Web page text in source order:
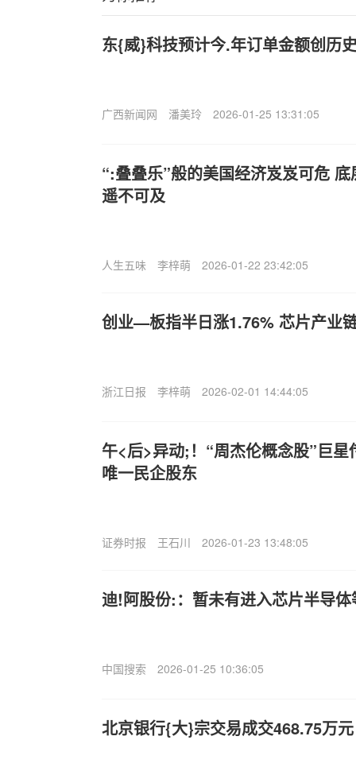
东{威}科技预计今.年订单金额创历
广西新闻网 潘美玲 2026-01-25 13:31:05
“:叠叠乐”般的美国经济岌岌可危
遥不可及
人生五味 李梓萌 2026-01-22 23:42:05
创业—板指半日涨1.76% 芯片产业
浙江日报 李梓萌 2026-02-01 14:44:05
午<后>异动;！“周杰伦概念股”巨
唯一民企股东
证券时报 王石川 2026-01-23 13:48:05
迪!阿股份:：暂未有进入芯片半导
中国搜索 2026-01-25 10:36:05
北京银行{大}宗交易成交468.75万元